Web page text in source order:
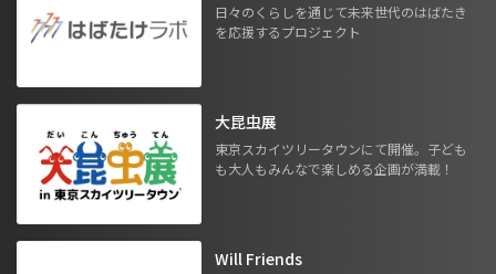
日々のくらしを通じて未来世代のはばたき
を応援するプロジェクト
大昆虫展
東京スカイツリータウンにて開催。子ども
も大人もみんなで楽しめる企画が満載！
Will Friends